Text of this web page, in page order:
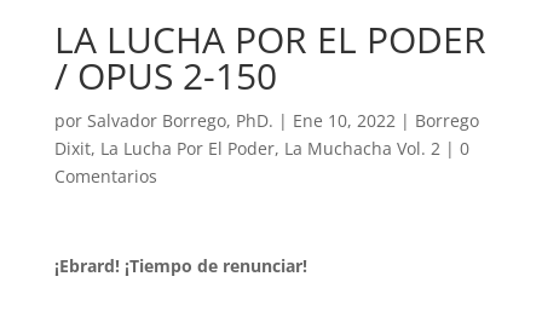
LA LUCHA POR EL PODER
/ OPUS 2-150
por Salvador Borrego, PhD. | Ene 10, 2022| Borrego
Dixit, La Lucha Por El Poder, La Muchacha Vol. 2| 0
Comentarios
¡Ebrard! ¡Tiempo de renunciar!